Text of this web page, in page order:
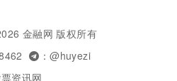
金融网 版权所有
：@huyezi
资讯网